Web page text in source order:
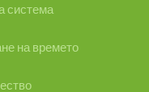
система
на времето